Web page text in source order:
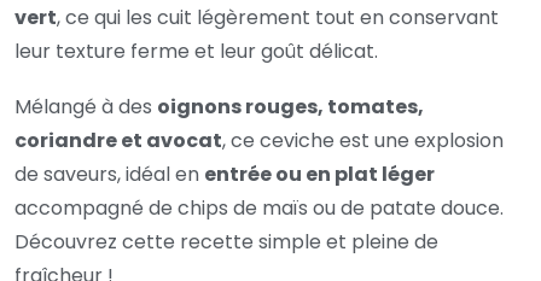
vert, ce qui les cuit légèrement tout en conservant
leur texture ferme et leur goût délicat.
Mélangé à des oignons rouges, tomates,
coriandre et avocat, ce ceviche est une explosion
de saveurs, idéal en entrée ou en plat léger
accompagné de chips de maïs ou de patate douce.
Découvrez cette recette simple et pleine de